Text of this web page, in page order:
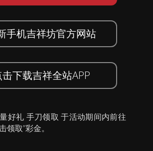
手机吉祥坊官方网站
击下载吉祥全站APP
好礼 手刀领取 于活动期间内前往
领取”彩金。